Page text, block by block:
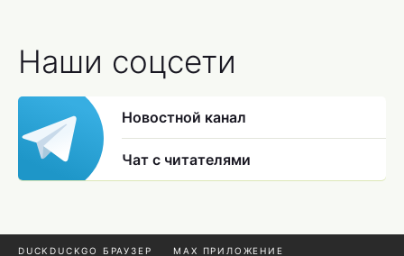
Наши соцсети
Новостной канал
Чат с читателями
DUCKDUCKGO БРАУЗЕР MAX ПРИЛОЖЕНИЕ